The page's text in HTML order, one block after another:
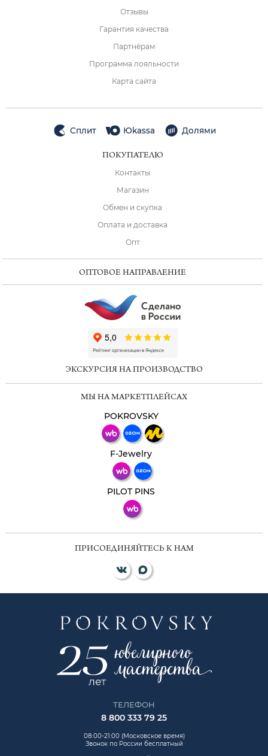
Отзывы
Гарантия качества
Партнёрам
Программа лояльности
Карта сайта
Сплит Юkassa Долями
ПОКУПАТЕЛЮ
Контакты
Магазин
Обмен и скупка
Оплата и доставка
Опт
ОПТОВОЕ НАПРАВЛЕНИЕ
ЭКСКУРСИЯ НА ПРОИЗВОДСТВО
МЫ НА МАРКЕТПЛЕЙСАХ
POKROVSKY
F-Jewelry
PILOT PINS
ПРИСОЕДИНЯЙТЕСЬ К НАМ
ТЕЛЕФОН
8 800 333 79 25
08:00-21:00 (Московское время)
Звонок по России бесплатный